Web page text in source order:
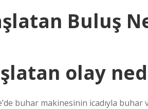
Buluş
olay
buhar makinesinin icadıyla